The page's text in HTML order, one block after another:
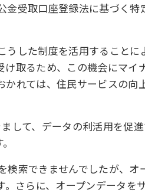
受取口座登録法に基づく
した制度を活用すること
取るため、この機会にマ
れては、住民サービスの向
して、データの利活用を促
索できませんでしたが、
さらに、オープンデータを